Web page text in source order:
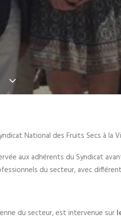
National des Fruits Secs à la
aux adhérents du Syndicat
du secteur, avec
du secteur, est intervenue sur